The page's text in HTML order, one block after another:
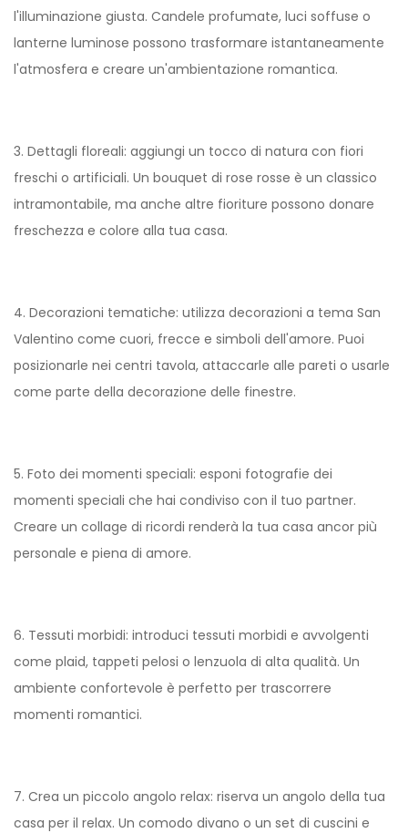
l'illuminazione giusta. Candele profumate, luci soffuse o
lanterne luminose possono trasformare istantaneamente
l'atmosfera e creare un'ambientazione romantica.
3. Dettagli floreali: aggiungi un tocco di natura con fiori
freschi o artificiali. Un bouquet di rose rosse è un classico
intramontabile, ma anche altre fioriture possono donare
freschezza e colore alla tua casa.
4. Decorazioni tematiche: utilizza decorazioni a tema San
Valentino come cuori, frecce e simboli dell'amore. Puoi
posizionarle nei centri tavola, attaccarle alle pareti o usarle
come parte della decorazione delle finestre.
5. Foto dei momenti speciali: esponi fotografie dei
momenti speciali che hai condiviso con il tuo partner.
Creare un collage di ricordi renderà la tua casa ancor più
personale e piena di amore.
6. Tessuti morbidi: introduci tessuti morbidi e avvolgenti
come plaid, tappeti pelosi o lenzuola di alta qualità. Un
ambiente confortevole è perfetto per trascorrere
momenti romantici.
7. Crea un piccolo angolo relax: riserva un angolo della tua
casa per il relax. Un comodo divano o un set di cuscini e